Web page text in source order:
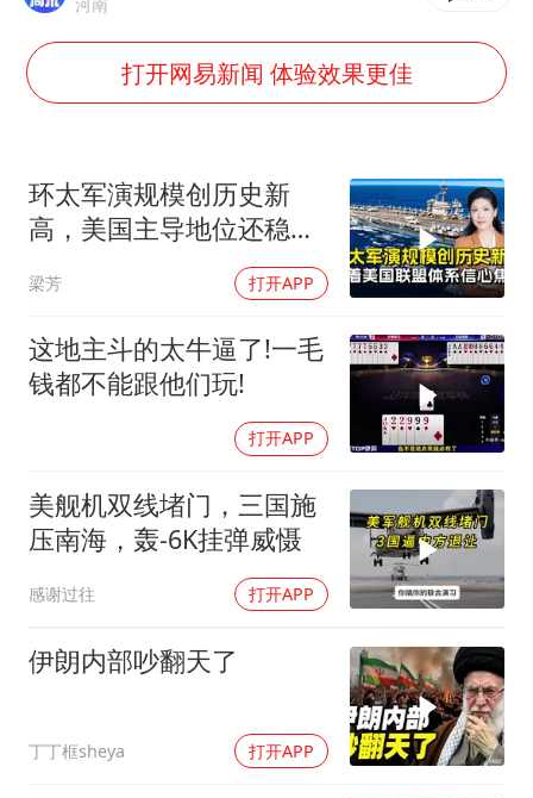
“新疆阿勒泰八月能滑雪”不实
国防部：坚决反制任何闹海挑衅图谋
夯实基础开新局
打开网易新闻 体验效果更佳
环太军演规模创历史新
高，美国主导地位还稳得
梁芳 打开APP
这地主斗的太牛逼了!一毛
钱都不能跟他们玩!
打开APP
美舰机双线堵门，三国施
压南海，轰-6K挂弹威慑
感谢过往 打开APP
伊朗内部吵翻天了
丁丁框sheya 打开APP